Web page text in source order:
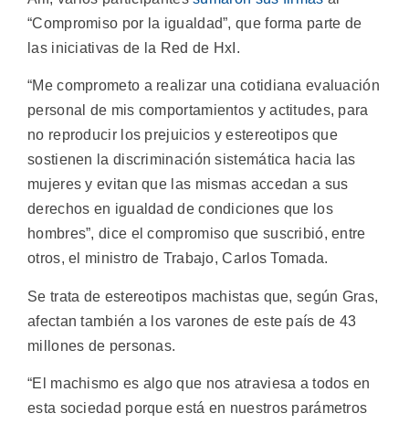
“Compromiso por la igualdad”, que forma parte de
las iniciativas de la Red de HxI.
“Me comprometo a realizar una cotidiana evaluación
personal de mis comportamientos y actitudes, para
no reproducir los prejuicios y estereotipos que
sostienen la discriminación sistemática hacia las
mujeres y evitan que las mismas accedan a sus
derechos en igualdad de condiciones que los
hombres”, dice el compromiso que suscribió, entre
otros, el ministro de Trabajo, Carlos Tomada.
Se trata de estereotipos machistas que, según Gras,
afectan también a los varones de este país de 43
millones de personas.
“El machismo es algo que nos atraviesa a todos en
esta sociedad porque está en nuestros parámetros